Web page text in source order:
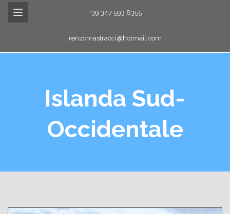
+39 347 593 8355
renzomastracci@hotmail.com
Islanda Sud-
Occidentale